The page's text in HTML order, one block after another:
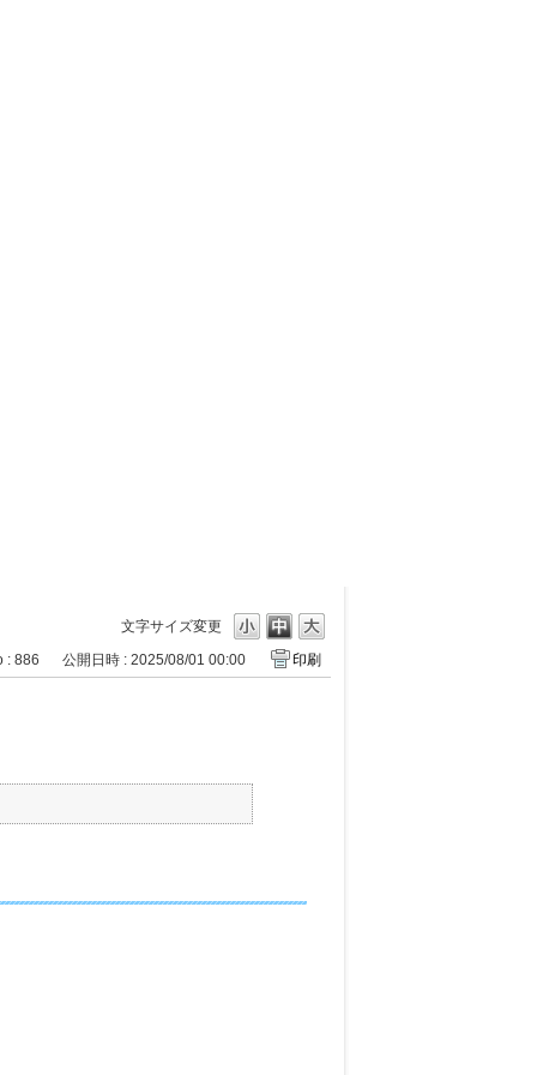
文字サイズ変更
: 886
公開日時 : 2025/08/01 00:00 印刷